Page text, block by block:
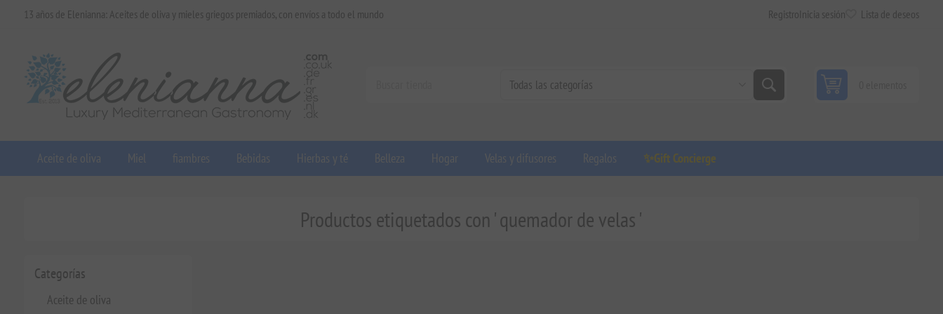
13 años de Elenianna: Aceites de oliva y mieles griegos premiados, con envíos a todo el mundo Registro Inicia sesión Lista de deseos
Aceite de oliva Miel fiambres Bebidas Hierbas y té Belleza Hogar Velas y difusores Regalos ✨Gift Concierge
Categorías
Aceite de oliva
Productos etiquetados con ' quemador de velas '